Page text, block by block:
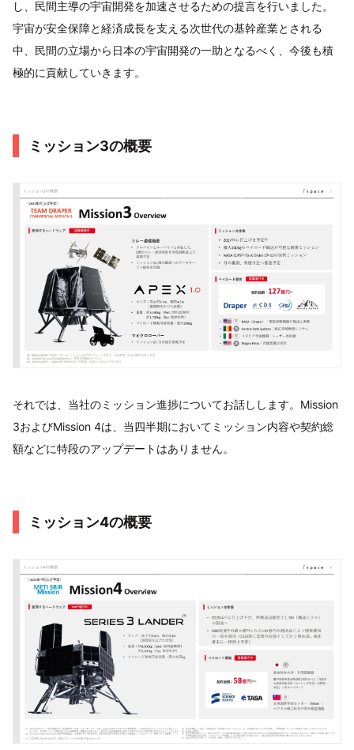
し、民間主導の宇宙開発を加速させるための提言を行いました。
宇宙が安全保障と経済成長を支える次世代の基幹産業とされる
中、民間の立場から日本の宇宙開発の一助となるべく、今後も積
極的に貢献していきます。
ミッション3の概要
それでは、当社のミッション進捗についてお話しします。Mission
3およびMission 4は、当四半期においてミッション内容や契約総
額などに特段のアップデートはありません。
ミッション4の概要